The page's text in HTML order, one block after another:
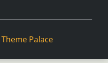
Theme Palace